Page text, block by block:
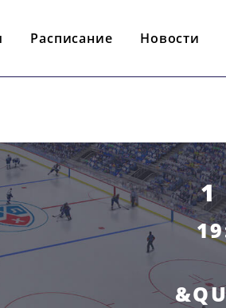
Расписание Новости
1